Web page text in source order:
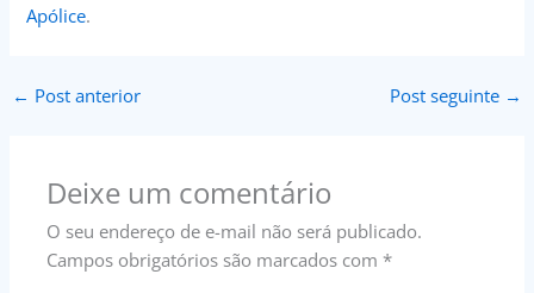
Apólice.
← Post anterior Post seguinte →
Deixe um comentário
O seu endereço de e-mail não será publicado.
Campos obrigatórios são marcados com *